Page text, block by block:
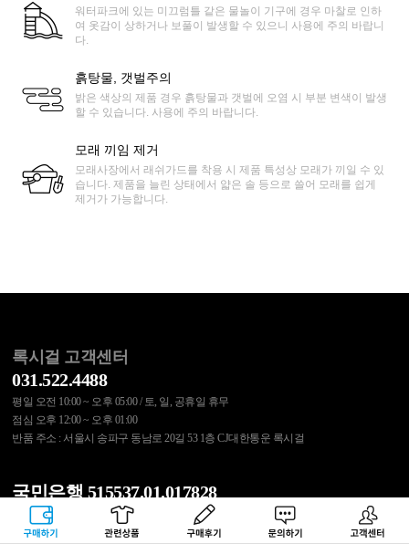
구매하기 관련상품 상품후기 문의하기 고객센터
워터파크에 있는 미끄럼틀 같은 물놀이 기구에 경우 마찰로 인하
여 옷감이 상하거나 보풀이 발생할 수 있으니 사용에 주의 바랍니
다.
흙탕물, 갯벌주의
밝은 색상의 제품 경우 흙탕물과 갯벌에 오염 시 부분 변색이 발생
할 수 있습니다. 사용에 주의 바랍니다.
모래 끼임 제거
모래사장에서 래쉬가드를 착용 시 제품 특성상 모래가 끼일 수 있
습니다. 제품을 늘린 상태에서 얇은 솔 등으로 쓸어 모래를 쉽게
제거가 가능합니다.
록시걸 고객센터
031.522.4488
평일 오전 10:00 ~ 오후 05:00 / 토, 일, 공휴일 휴무
점심 오후 12:00 ~ 오후 01:00
반품 주소 : 서울시 송파구 동남로 20길 53 1층 CJ대한통운 록시걸
국민은행 515537.01.017828
무통장 입금 결제 또는 교환/반품 비용은 위 계좌로 입금바랍니다.
예금주 : (주)에스에이코리아